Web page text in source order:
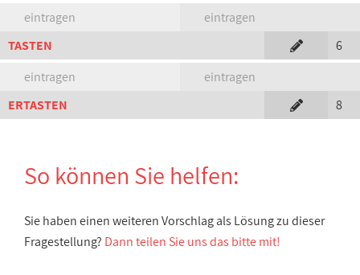
eintragen
eintragen
TASTEN
6
eintragen
eintragen
ERTASTEN
8
So können Sie helfen:
Sie haben einen weiteren Vorschlag als Lösung zu dieser
Fragestellung? Dann teilen Sie uns das bitte mit!